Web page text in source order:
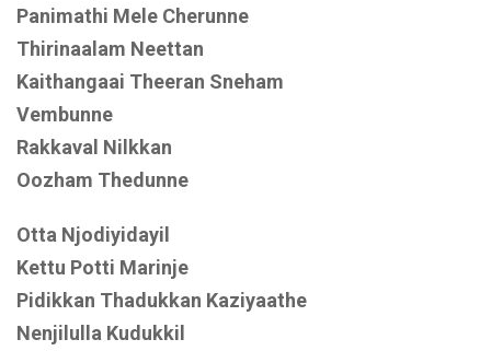
Panimathi Mele Cherunne
Thirinaalam Neettan
Kaithangaai Theeran Sneham
Vembunne
Rakkaval Nilkkan
Oozham Thedunne
Otta Njodiyidayil
Kettu Potti Marinje
Pidikkan Thadukkan Kaziyaathe
Nenjilulla Kudukkil